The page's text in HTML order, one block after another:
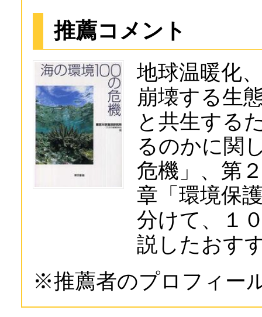
推薦コメント
地球温暖化
崩壊する生
と共生する
るのかに関
危機」、第
章「環境保
分けて、１
説したおす
※推薦者のプロフィー